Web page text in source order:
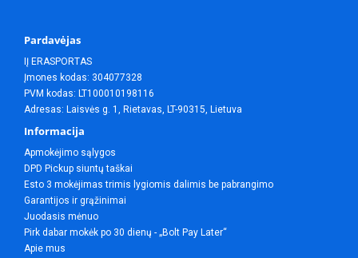
Pardavėjas
IĮ ERASPORTAS
Įmones kodas: 304077328
PVM kodas: LT100010198116
Adresas: Laisvės g. 1, Rietavas, LT-90315, Lietuva
Informacija
Apmokėjimo sąlygos
DPD Pickup siuntų taškai
Esto 3 mokėjimas trimis lygiomis dalimis be pabrangimo
Garantijos ir grąžinimai
Juodasis mėnuo
Pirk dabar mokėk po 30 dienų - „Bolt Pay Later“
Apie mus